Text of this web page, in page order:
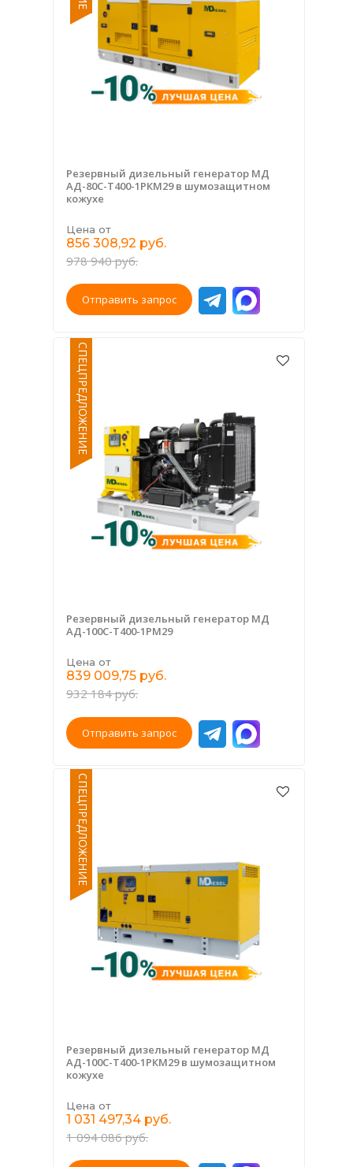
Резервный дизельный генератор МД
АД-80С-Т400-1РКМ29 в шумозащитном
кожухе
Цена от
856 308,92 руб.
978 940 руб.
Отправить запрос
СПЕЦПРЕДЛОЖЕНИЕ
Резервный дизельный генератор МД
АД-100С-Т400-1РМ29
Цена от
839 009,75 руб.
932 184 руб.
Отправить запрос
СПЕЦПРЕДЛОЖЕНИЕ
Резервный дизельный генератор МД
АД-100С-Т400-1РКМ29 в шумозащитном
кожухе
Цена от
1 031 497,34 руб.
1 094 086 руб.